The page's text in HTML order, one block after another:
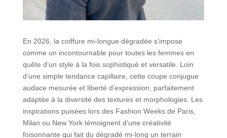
En 2026, la coiffure mi-longue dégradée s’impose
comme un incontournable pour toutes les femmes en
quête d’un style à la fois sophistiqué et versatile. Loin
d’une simple tendance capillaire, cette coupe conjugue
audace mesurée et liberté d’expression, parfaitement
adaptée à la diversité des textures et morphologies. Les
inspirations puisées lors des Fashion Weeks de Paris,
Milan ou New York témoignent d’une créativité
foisonnante qui fait du dégradé mi-long un terrain